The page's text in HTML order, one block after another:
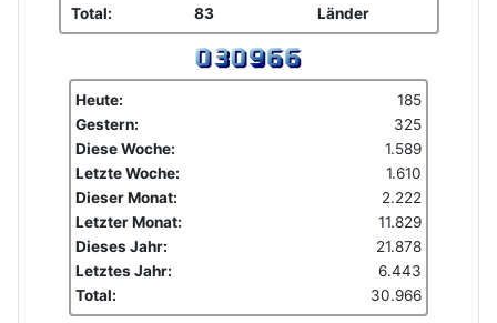
Total: 83 Länder
Heute:
185
Gestern:
325
Diese Woche:
1.589
Letzte Woche:
1.610
Dieser Monat:
2.222
Letzter Monat:
11.829
Dieses Jahr:
21.878
Letztes Jahr:
6.443
Total:
30.966